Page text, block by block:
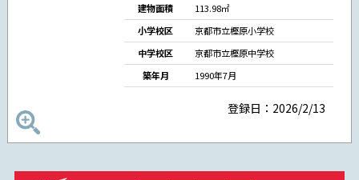
建物面積
113.98㎡
小学校区
京都市立樫原小学校
中学校区
京都市立樫原中学校
築年月
1990年7月
登録日：2026/2/13